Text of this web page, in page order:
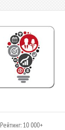
Рейтинг: 10 000+